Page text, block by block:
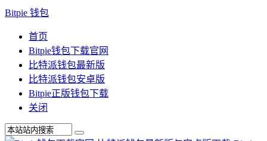
Bitpie 钱包
首页
Bitpie钱包下载官网
比特派钱包最新版
比特派钱包安卓版
Bitpie正版钱包下载
关闭